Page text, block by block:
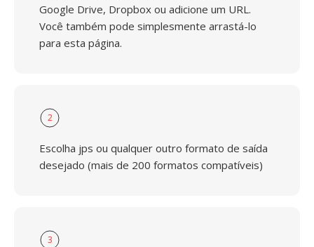
Google Drive, Dropbox ou adicione um URL.
Você também pode simplesmente arrastá-lo
para esta página.
2
Escolha jps ou qualquer outro formato de saída
desejado (mais de 200 formatos compatíveis)
3